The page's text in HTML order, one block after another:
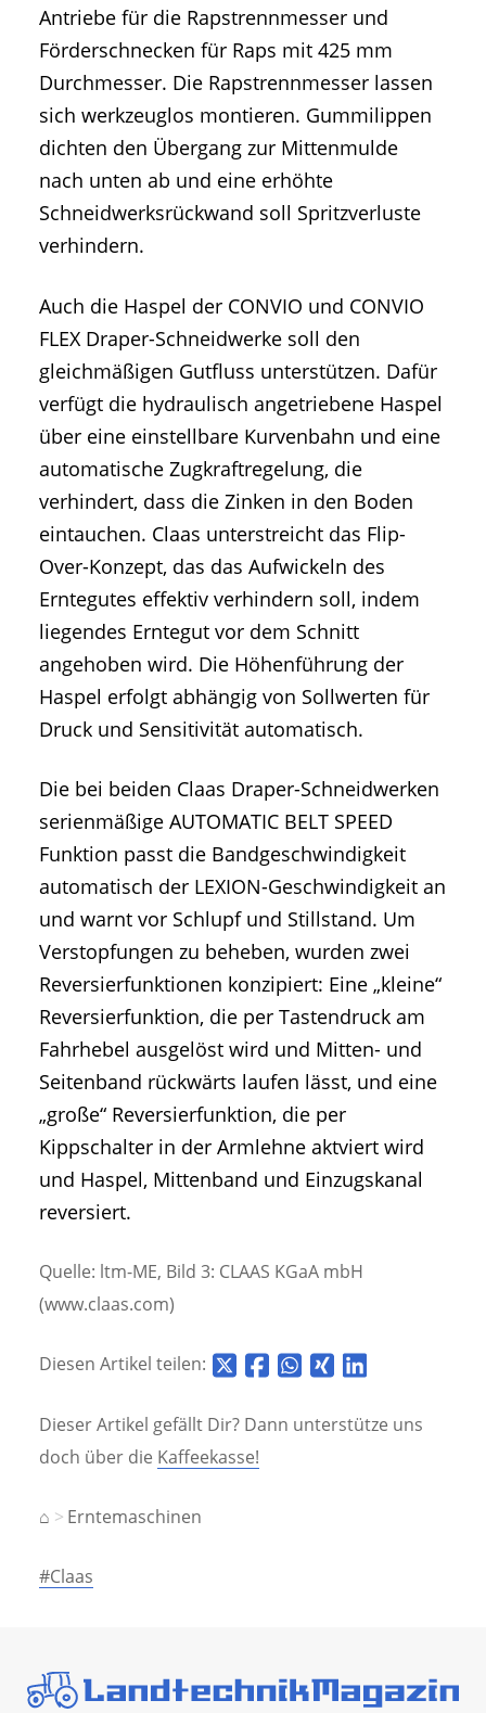
Antriebe für die Rapstrennmesser und
Förderschnecken für Raps mit 425 mm
Durchmesser. Die Rapstrennmesser lassen
sich werkzeuglos montieren. Gummilippen
dichten den Übergang zur Mittenmulde
nach unten ab und eine erhöhte
Schneidwerksrückwand soll Spritzverluste
verhindern.
Auch die Haspel der CONVIO und CONVIO
FLEX Draper-Schneidwerke soll den
gleichmäßigen Gutfluss unterstützen. Dafür
verfügt die hydraulisch angetriebene Haspel
über eine einstellbare Kurvenbahn und eine
automatische Zugkraftregelung, die
verhindert, dass die Zinken in den Boden
eintauchen. Claas unterstreicht das Flip-
Over-Konzept, das das Aufwickeln des
Erntegutes effektiv verhindern soll, indem
liegendes Erntegut vor dem Schnitt
angehoben wird. Die Höhenführung der
Haspel erfolgt abhängig von Sollwerten für
Druck und Sensitivität automatisch.
Die bei beiden Claas Draper-Schneidwerken
serienmäßige AUTOMATIC BELT SPEED
Funktion passt die Bandgeschwindigkeit
automatisch der LEXION-Geschwindigkeit an
und warnt vor Schlupf und Stillstand. Um
Verstopfungen zu beheben, wurden zwei
Reversierfunktionen konzipiert: Eine „kleine“
Reversierfunktion, die per Tastendruck am
Fahrhebel ausgelöst wird und Mitten- und
Seitenband rückwärts laufen lässt, und eine
„große“ Reversierfunktion, die per
Kippschalter in der Armlehne aktviert wird
und Haspel, Mittenband und Einzugskanal
reversiert.
Quelle: ltm-ME, Bild 3: CLAAS KGaA mbH
(www.claas.com)
Diesen Artikel teilen:
Dieser Artikel gefällt Dir? Dann unterstütze uns
doch über die Kaffeekasse!
⌂ Erntemaschinen
#Claas